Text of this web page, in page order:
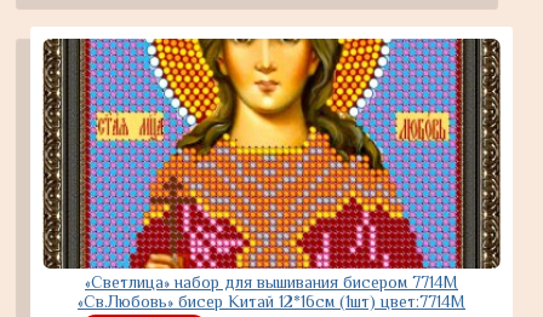
«Светлица» набор для вышивания бисером 7714М
«Св.Любовь» бисер Китай 12*16см (1шт) цвет:7714М